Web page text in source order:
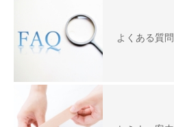
よくある質問